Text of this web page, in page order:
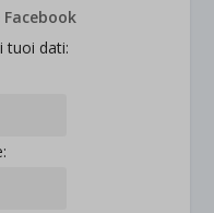
tuoi dati: